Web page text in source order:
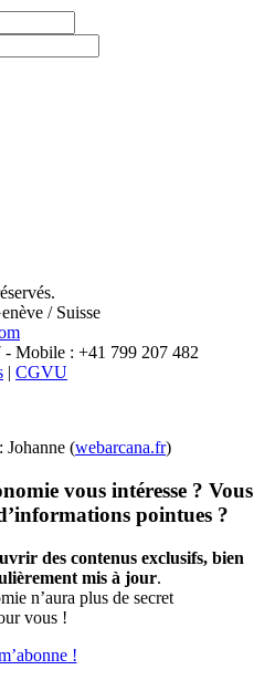
X
/ Suisse
Mobile : +41 799 207 482
| CGVU
Johanne (webarcana.fr)
vous intéresse ? Vous
pointues ?
des contenus exclusifs, bien
mis à jour.
n’aura plus de secret
vous !
!